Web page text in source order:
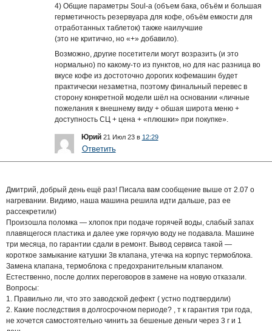
4) Общие параметры Soul-а (объем бака, объём и большая
герметичность резервуара для кофе, объём емкости для
отработанных таблеток) также наилучшие
(это не критично, но «+» добавило).
Возможно, другие посетители могут возразить (и это
нормально) по какому-то из пунктов, но для нас разница во
вкусе кофе из достоточно дорогих кофемашин будет
практически незаметна, поэтому финальный перевес в
сторону конкретной модели шёл на основании «личные
пожелания к внешнему виду + обшая широта меню +
доступность СЦ + цена + «плюшки» при покупке».
Юрий 21 Июл 23 в 12:29
Ответить
Дмитрий, добрый день ещё раз! Писала вам сообщение выше от 2.07 о
нагревании. Видимо, наша машина решила идти дальше, раз ее
рассекретили)
Произошла поломка — хлопок при подаче горячей воды, слабый запах
плавящегося пластика и далее уже горячую воду не подавала. Машине
три месяца, по гарантии сдали в ремонт. Вывод сервиса такой —
короткое замыкание катушки 3в клапана, утечка на корпус термоблока.
Замена клапана, термоблока с предохранительным клапаном.
Естественно, после долгих переговоров в замене на новую отказали.
Вопросы:
1. Правильно ли, что это заводской дефект ( устно подтвердили)
2. Какие последствия в долгосрочном периоде? , т к гарантия три года,
не хочется самостоятельно чинить за бешеные деньги через 3 г и 1